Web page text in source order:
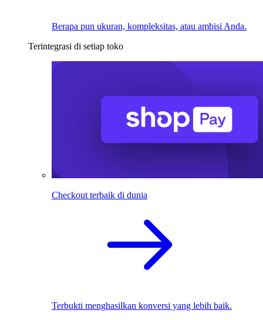
Berapa pun ukuran, kompleksitas, atau ambisi Anda.
Terintegrasi di setiap toko
Checkout terbaik di dunia
Terbukti menghasilkan konversi yang lebih baik.